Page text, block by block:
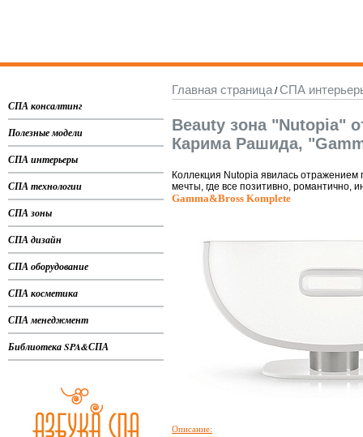
СПА консалтинг
Полезные модели
СПА интерьеры
СПА технологии
СПА зоны
СПА дизайн
СПА оборудование
СПА косметика
СПА менеджмент
Библиотека SPA&СПА
Главная страница/СПА
Beauty зона "Nutopia"
Карима Рашида,
Коллекция Nutopia явилась
мечты, где все позитивно, романтично,
Gamma&Bross Komplete
Описание: